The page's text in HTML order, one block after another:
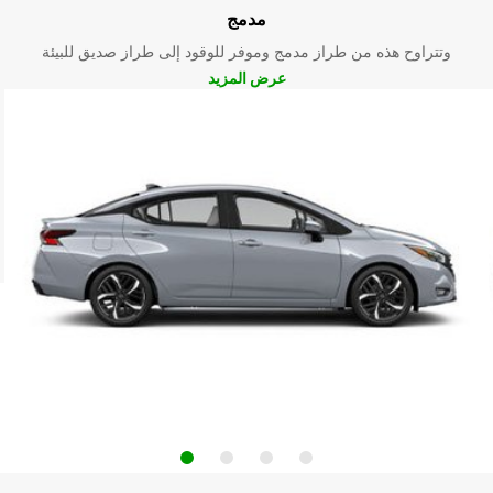
مدمج
وتتراوح هذه من طراز مدمج وموفر للوقود إلى طراز صديق للبيئة
عرض المزيد